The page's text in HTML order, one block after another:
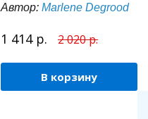
Автор: Marlene Degrood
1 414 р. 2 020 р.
В корзину